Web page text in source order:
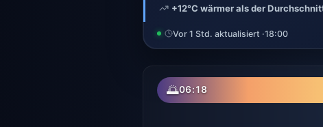
+12°C wärmer als der
Vor 1 Std. aktualisiert ·18:00
🌅06:18